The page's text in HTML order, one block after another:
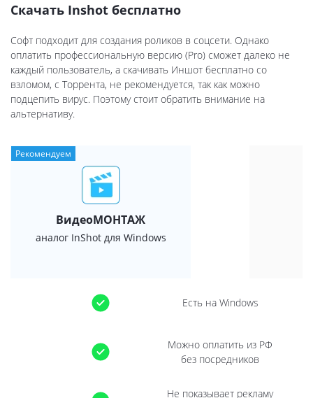
Скачать Inshot бесплатно
Софт подходит для создания роликов в соцсети. Однако
оплатить профессиональную версию (Pro) сможет далеко не
каждый пользователь, а скачивать Иншот бесплатно со
взломом, с Торрента, не рекомендуется, так как можно
подцепить вирус. Поэтому стоит обратить внимание на
альтернативу.
Рекомендуем
ВидеоМОНТАЖ
аналог InShot для Windows
Есть на Windows
Можно оплатить из РФ
без посредников
Не показывает рекламу